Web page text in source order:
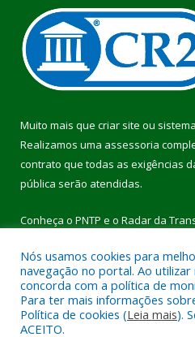
Muito mais que criar site ou
Realizamos uma assessoria
contrato que todas as exigências
pública serão atendidas.
Conheça o PNTP e o Radar da
Todos os direitos reservados a
Nós usamos cookies para
navegação no portal. Ao
concorda com a política de
Para ter mais informações
Política de cookies (Leia mais).
ACEITO.